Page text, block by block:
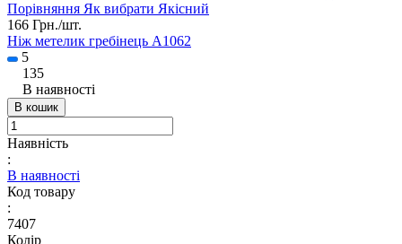
166 Грн./шт.
Ніж метелик гребінець A1062
5
135
В наявності
В кошик
Наявність
:
В наявності
Код товару
:
7407
Колір